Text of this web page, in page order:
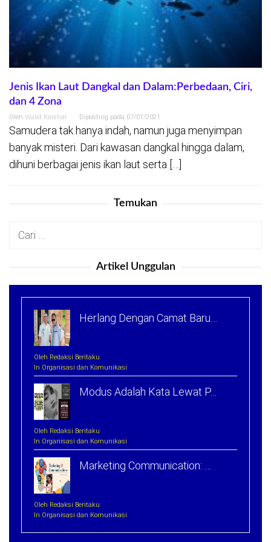
Jenis Ikan Laut Dangkal dan Dalam:Perbedaan, Ciri,
dan 4 Zona
Oleh Walid Kaishar Diposting pada 07/01/2021
Samudera tak hanya indah, namun juga menyimpan
banyak misteri. Dari kawasan dangkal hingga dalam,
dihuni berbagai jenis ikan laut serta […]
Temukan
Cari
Artikel Unggulan
Herlang Dengan Camat Baru…
Oleh Redaksi Beritaku
In Organisasi dan Komunikasi
Modus Adalah Kata Lewat P…
Oleh Redaksi Beritaku
In Organisasi dan Komunikasi
Marketing Communication: …
Oleh Redaksi Beritaku
In Organisasi dan Komunikasi